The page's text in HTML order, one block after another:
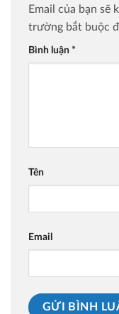
Email của bạn sẽ
trường bắt buộc
Bình luận *
Tên
Email